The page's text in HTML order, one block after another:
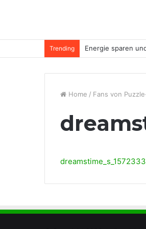
Trending Energie sparen
Home / Fans von